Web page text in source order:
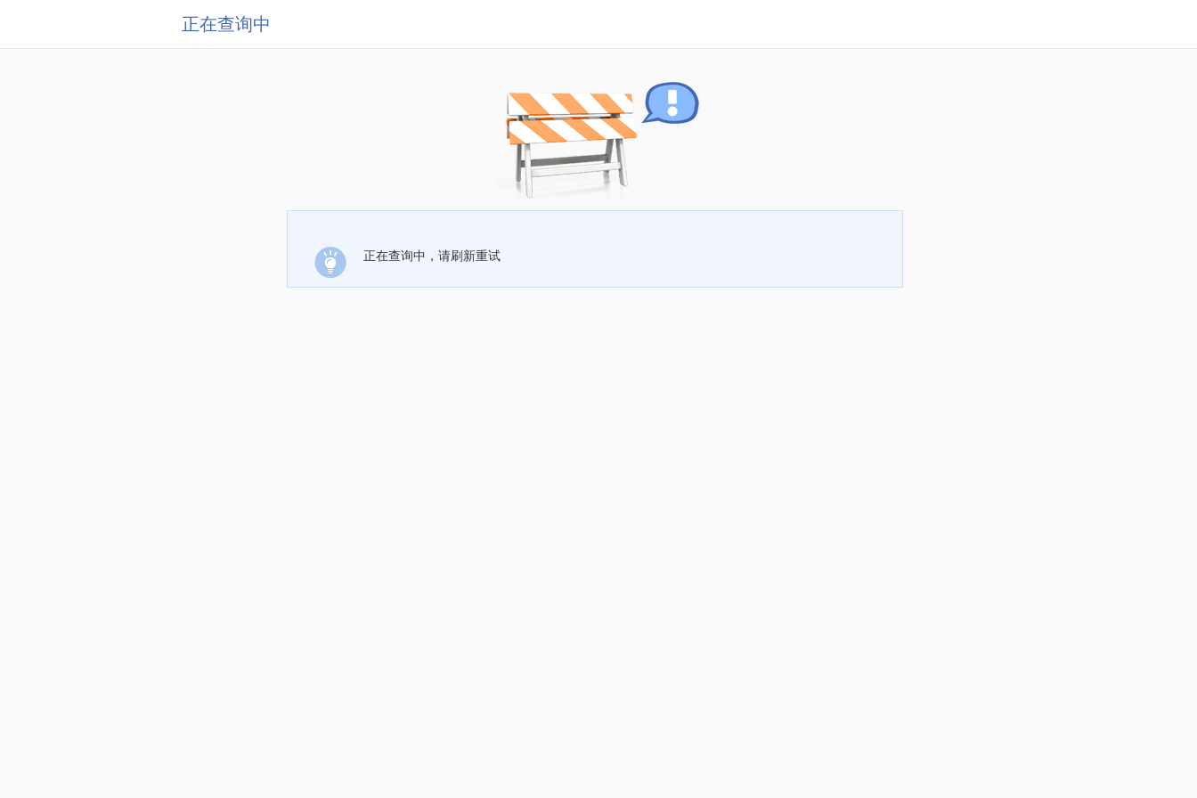
正在查询中
正在查询中，请刷新重试